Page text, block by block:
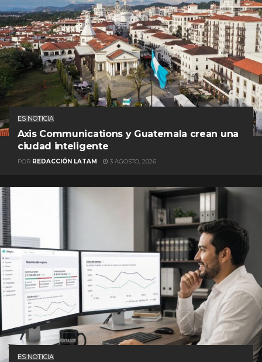
ES NOTICIA
Axis Communications y Guatemala crean una
ciudad inteligente
POR REDACCIÓN LATAM 3 AGOSTO, 2026
ES NOTICIA